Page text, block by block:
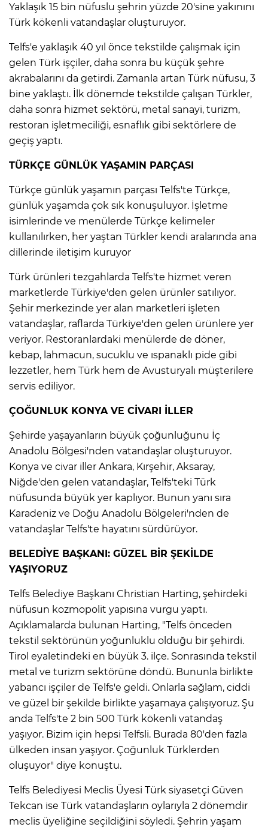
Yaklaşık 15 bin nüfuslu şehrin yüzde 20'sine yakınını
Türk kökenli vatandaşlar oluşturuyor.
Telfs'e yaklaşık 40 yıl önce tekstilde çalışmak için
gelen Türk işçiler, daha sonra bu küçük şehre
akrabalarını da getirdi. Zamanla artan Türk nüfusu, 3
bine yaklaştı. İlk dönemde tekstilde çalışan Türkler,
daha sonra hizmet sektörü, metal sanayi, turizm,
restoran işletmeciliği, esnaflık gibi sektörlere de
geçiş yaptı.
TÜRKÇE GÜNLÜK YAŞAMIN PARÇASI
Türkçe günlük yaşamın parçası Telfs'te Türkçe,
günlük yaşamda çok sık konuşuluyor. İşletme
isimlerinde ve menülerde Türkçe kelimeler
kullanılırken, her yaştan Türkler kendi aralarında ana
dillerinde iletişim kuruyor
Türk ürünleri tezgahlarda Telfs'te hizmet veren
marketlerde Türkiye'den gelen ürünler satılıyor.
Şehir merkezinde yer alan marketleri işleten
vatandaşlar, raflarda Türkiye'den gelen ürünlere yer
veriyor. Restoranlardaki menülerde de döner,
kebap, lahmacun, sucuklu ve ıspanaklı pide gibi
lezzetler, hem Türk hem de Avusturyalı müşterilere
servis ediliyor.
ÇOĞUNLUK KONYA VE CİVARI İLLER
Şehirde yaşayanların büyük çoğunluğunu İç
Anadolu Bölgesi'nden vatandaşlar oluşturuyor.
Konya ve civar iller Ankara, Kırşehir, Aksaray,
Niğde'den gelen vatandaşlar, Telfs'teki Türk
nüfusunda büyük yer kaplıyor. Bunun yanı sıra
Karadeniz ve Doğu Anadolu Bölgeleri'nden de
vatandaşlar Telfs'te hayatını sürdürüyor.
BELEDİYE BAŞKANI: GÜZEL BİR ŞEKİLDE
YAŞIYORUZ
Telfs Belediye Başkanı Christian Harting, şehirdeki
nüfusun kozmopolit yapısına vurgu yaptı.
Açıklamalarda bulunan Harting, "Telfs önceden
tekstil sektörünün yoğunluklu olduğu bir şehirdi.
Tirol eyaletindeki en büyük 3. ilçe. Sonrasında tekstil
metal ve turizm sektörüne döndü. Bununla birlikte
yabancı işçiler de Telfs'e geldi. Onlarla sağlam, ciddi
ve güzel bir şekilde birlikte yaşamaya çalışıyoruz. Şu
anda Telfs'te 2 bin 500 Türk kökenli vatandaş
yaşıyor. Bizim için hepsi Telfsli. Burada 80'den fazla
ülkeden insan yaşıyor. Çoğunluk Türklerden
oluşuyor" diye konuştu.
Telfs Belediyesi Meclis Üyesi Türk siyasetçi Güven
Tekcan ise Türk vatandaşların oylarıyla 2 dönemdir
meclis üyeliğine seçildiğini söyledi. Şehrin yaşam